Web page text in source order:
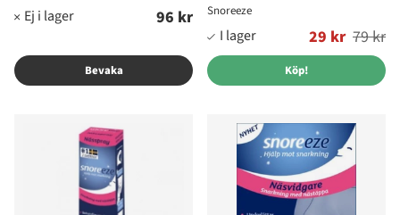
96 kr
Bevaka
Snoreeze
29 kr
Ordinarie pris: 79 kr
Köp!